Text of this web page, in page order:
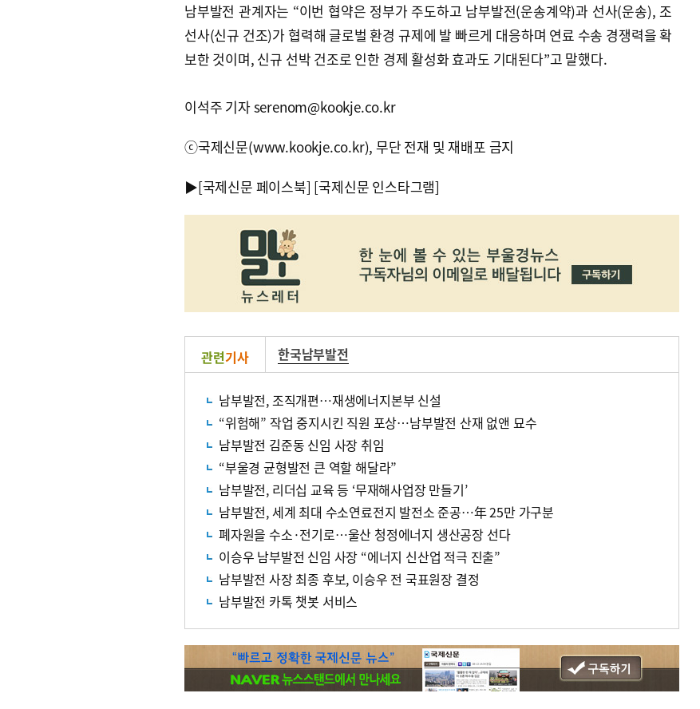
남부발전 관계자는 “이번 협약은 정부가 주도하고 남부발전(운송계약)과 선사(운송), 조
선사(신규 건조)가 협력해 글로벌 환경 규제에 발 빠르게 대응하며 연료 수송 경쟁력을 확
보한 것이며, 신규 선박 건조로 인한 경제 활성화 효과도 기대된다”고 말했다.
이석주 기자 serenom@kookje.co.kr
ⓒ국제신문(www.kookje.co.kr), 무단 전재 및 재배포 금지
▶[국제신문 페이스북] [국제신문 인스타그램]
관련기사 한국남부발전
남부발전, 조직개편…재생에너지본부 신설
“위험해” 작업 중지시킨 직원 포상…남부발전 산재 없앤 묘수
남부발전 김준동 신임 사장 취임
“부울경 균형발전 큰 역할 해달라”
남부발전, 리더십 교육 등 ‘무재해사업장 만들기’
남부발전, 세계 최대 수소연료전지 발전소 준공…年 25만 가구분
폐자원을 수소·전기로…울산 청정에너지 생산공장 선다
이승우 남부발전 신임 사장 “에너지 신산업 적극 진출”
남부발전 사장 최종 후보, 이승우 전 국표원장 결정
남부발전 카톡 챗봇 서비스